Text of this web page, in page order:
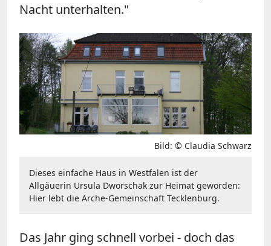
Nacht unterhalten."
Bild: © Claudia Schwarz
Dieses einfache Haus in Westfalen ist der
Allgäuerin Ursula Dworschak zur Heimat geworden:
Hier lebt die Arche-Gemeinschaft Tecklenburg.
Das Jahr ging schnell vorbei - doch das